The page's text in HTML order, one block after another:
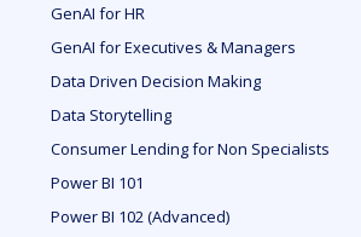
GenAI for HR
GenAI for Executives & Managers
Data Driven Decision Making
Data Storytelling
Consumer Lending for Non Specialists
Power BI 101
Power BI 102 (Advanced)